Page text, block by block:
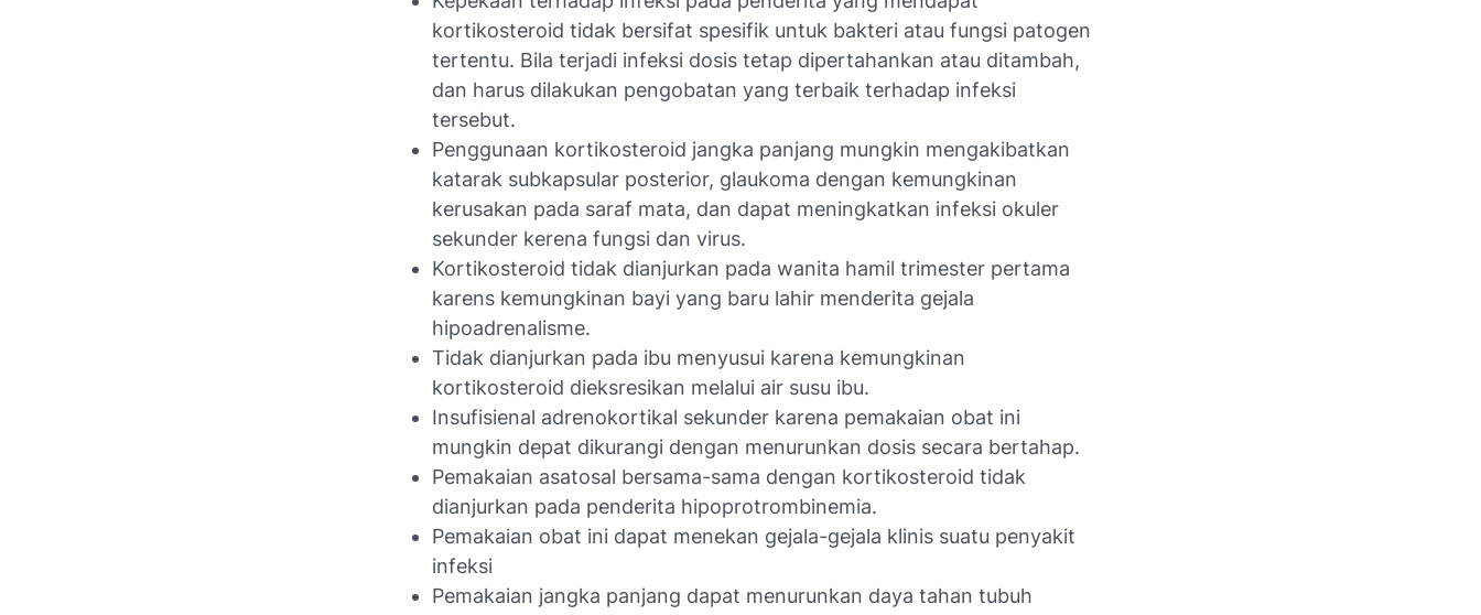
kortikosteroid tidak bersifat spesifik untuk bakteri atau fungsi patogen
tertentu. Bila terjadi infeksi dosis tetap dipertahankan atau ditambah,
dan harus dilakukan pengobatan yang terbaik terhadap infeksi
tersebut.
Penggunaan kortikosteroid jangka panjang mungkin mengakibatkan
katarak subkapsular posterior, glaukoma dengan kemungkinan
kerusakan pada saraf mata, dan dapat meningkatkan infeksi okuler
sekunder kerena fungsi dan virus.
Kortikosteroid tidak dianjurkan pada wanita hamil trimester pertama
karens kemungkinan bayi yang baru lahir menderita gejala
hipoadrenalisme.
Tidak dianjurkan pada ibu menyusui karena kemungkinan
kortikosteroid dieksresikan melalui air susu ibu.
Insufisienal adrenokortikal sekunder karena pemakaian obat ini
mungkin depat dikurangi dengan menurunkan dosis secara bertahap.
Pemakaian asatosal bersama-sama dengan kortikosteroid tidak
dianjurkan pada penderita hipoprotrombinemia.
Pemakaian obat ini dapat menekan gejala-gejala klinis suatu penyakit
infeksi
Pemakaian jangka panjang dapat menurunkan daya tahan tubuh